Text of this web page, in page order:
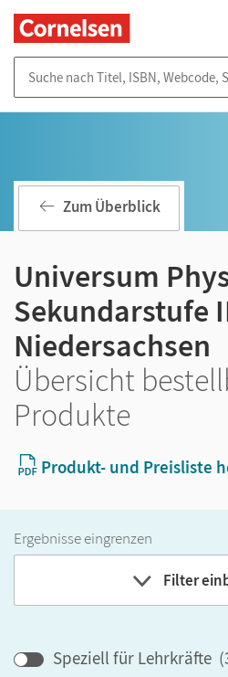
Zum Überblick
Universum
Sekundarstufe
Niedersachsen
Übersicht
Produkte
Produkt- und Preisliste
Ergebnisse eingrenzen
Filter
Speziell für Lehrkräfte (